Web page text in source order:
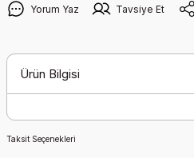
Yorum Yaz Tavsiye Et
Ürün Bilgisi
Taksit Seçenekleri